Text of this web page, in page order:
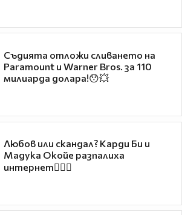
Съдията отложи сливането на
Paramount и Warner Bros. за 110
милиарда долара!😯💥
Любов или скандал? Карди Би и
Мадука Окойе разпалиха
интернет❤️‍🔥🔥